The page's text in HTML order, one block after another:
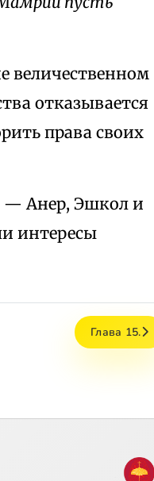
величественном
отказывается
права своих
— Анер, Эшкол и
интересы
Глава 15.